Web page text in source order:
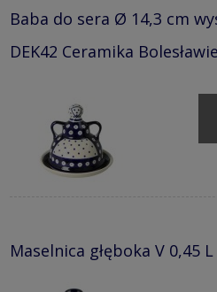
Baba do sera Ø 14,3 cm
DEK42 Ceramika
Maselnica głęboka V 0,45